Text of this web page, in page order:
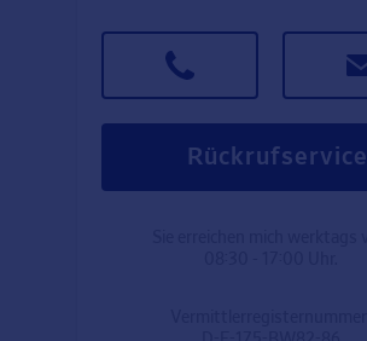
Rückrufservice